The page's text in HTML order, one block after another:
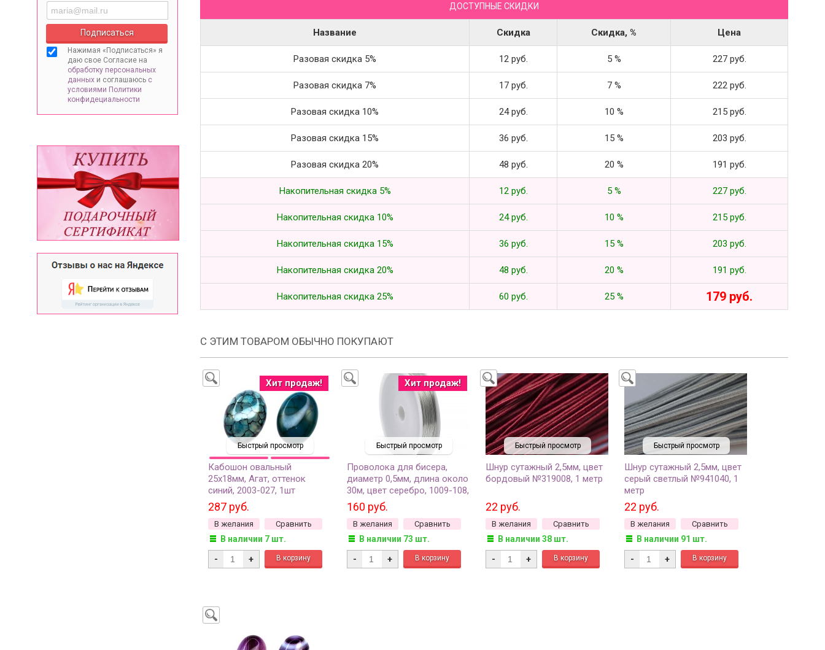
Нажимая «Подписаться» я
даю свое Согласие на
обработку персональных
данных и соглашаюсь с
условиями Политики
конфидециальности
ДОСТУПНЫЕ СКИДКИ
Название Скидка Скидка, % Цена
Разовая скидка 5% 12 руб. 5 % 227 руб.
Разовая скидка 7% 17 руб. 7 % 222 руб.
Разовая скидка 10% 24 руб. 10 % 215 руб.
Разовая скидка 15% 36 руб. 15 % 203 руб.
Разовая скидка 20% 48 руб. 20 % 191 руб.
Накопительная скидка 5% 12 руб. 5 % 227 руб.
Накопительная скидка 10% 24 руб. 10 % 215 руб.
Накопительная скидка 15% 36 руб. 15 % 203 руб.
Накопительная скидка 20% 48 руб. 20 % 191 руб.
Накопительная скидка 25% 60 руб. 25 % 179 руб.
С ЭТИМ ТОВАРОМ ОБЫЧНО ПОКУПАЮТ
Быстрый просмотр
Хит продаж!
Кабошон овальный
25х18мм, Агат, оттенок
синий, 2003-027, 1шт
287 руб.
В желания Сравнить
В наличии 7 шт.
- +
Быстрый просмотр
Хит продаж!
Проволока для бисера,
диаметр 0,5мм, длина около
30м, цвет серебро, 1009-108,
1шт
160 руб.
В желания Сравнить
В наличии 73 шт.
- +
Быстрый просмотр
Шнур сутажный 2,5мм, цвет
бордовый №319008, 1 метр
22 руб.
В желания Сравнить
В наличии 38 шт.
- +
Быстрый просмотр
Шнур сутажный 2,5мм, цвет
серый светлый №941040, 1
метр
22 руб.
В желания Сравнить
В наличии 91 шт.
- +